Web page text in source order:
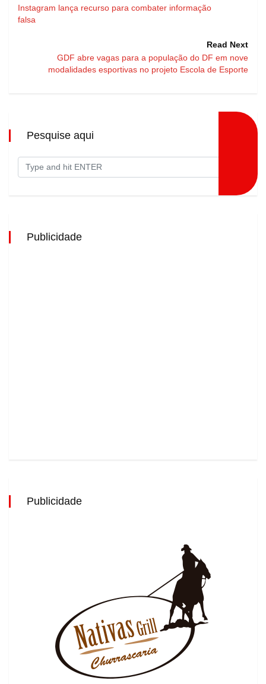
Instagram lança recurso para combater informação
falsa
Read Next
GDF abre vagas para a população do DF em nove
modalidades esportivas no projeto Escola de Esporte
Pesquise aqui
Publicidade
Publicidade